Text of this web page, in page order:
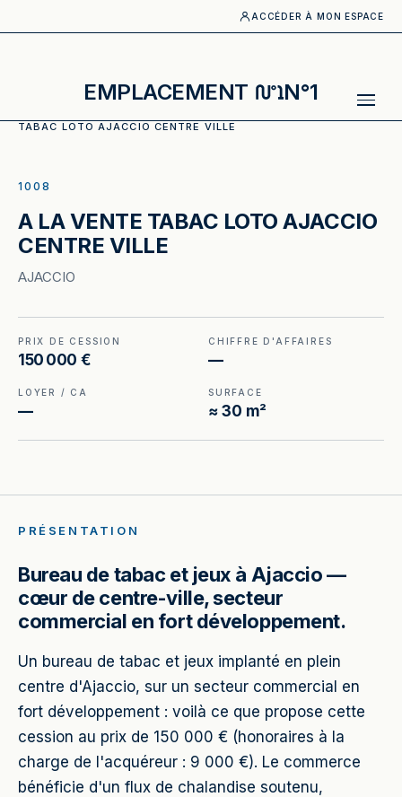
ACCÉDER À MON ESPACE
EMPLACEMENT N°1
TABAC LOTO AJACCIO CENTRE VILLE
1008
A LA VENTE TABAC LOTO AJACCIO
CENTRE VILLE
AJACCIO
PRIX DE CESSION
150 000 €
CHIFFRE D'AFFAIRES
—
LOYER / CA
—
SURFACE
≈ 30 m²
PRÉSENTATION
Bureau de tabac et jeux à Ajaccio —
cœur de centre-ville, secteur
commercial en fort développement.
Un bureau de tabac et jeux implanté en plein
centre d'Ajaccio, sur un secteur commercial en
fort développement : voilà ce que propose cette
cession au prix de 150 000 € (honoraires à la
charge de l'acquéreur : 9 000 €). Le commerce
bénéficie d'un flux de chalandise soutenu,